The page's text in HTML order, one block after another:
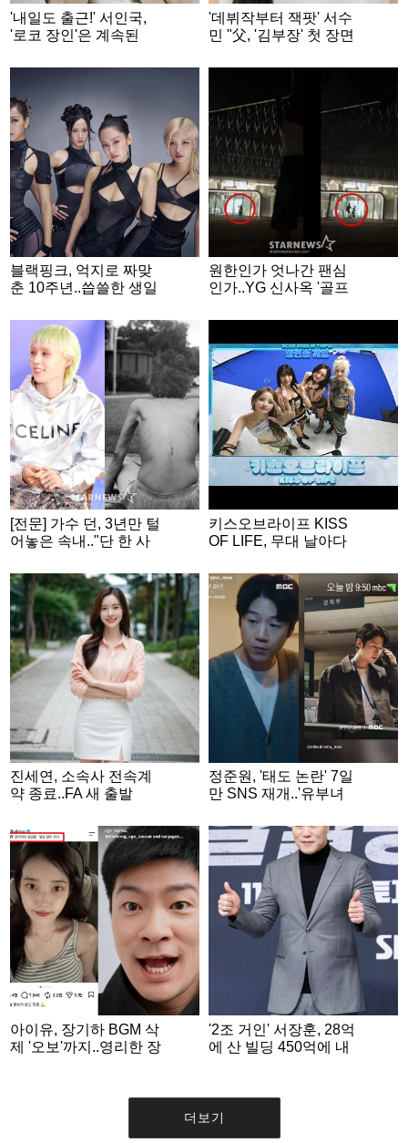
'내일도 출근!' 서인국,
'로코 장인'은 계속된
게" [★FULL인터뷰]
'데뷔작부터 잭팟' 서수
민 "父, '김부장' 첫 장면
L인터뷰]
블랙핑크, 억지로 짜맞
춘 10주년..씁쓸한 생일
원한인가 엇나간 팬심
인가..YG 신사옥 '골프
[종합]
[전문] 가수 던, 3년만 털
어놓은 속내.."단 한 사
키스오브라이프 KISS
OF LIFE, 무대 날아다
CON 2026 밸런스게
임|‘Would you rather’ g
ame | ENG SUB #ACO
N2026
진세연, 소속사 전속계
약 종료..FA 새 출발
정준원, '태도 논란' 7일
만 SNS 재개..'유부녀
이슈]
아이유, 장기하 BGM 삭
제 '오보'까지..영리한 장
'2조 거인' 서장훈, 28억
에 산 빌딩 450억에 내
더보기